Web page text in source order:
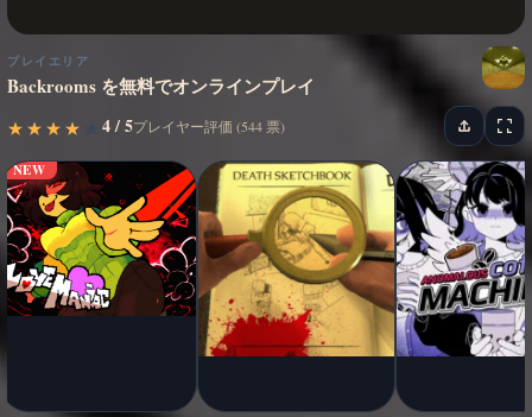
プレイエリア
Backrooms を無料でオンラインプレイ
★
★ ★
★ ★
★ ★
★ 4 / 5プレイヤー評価 (544 票)
NEW